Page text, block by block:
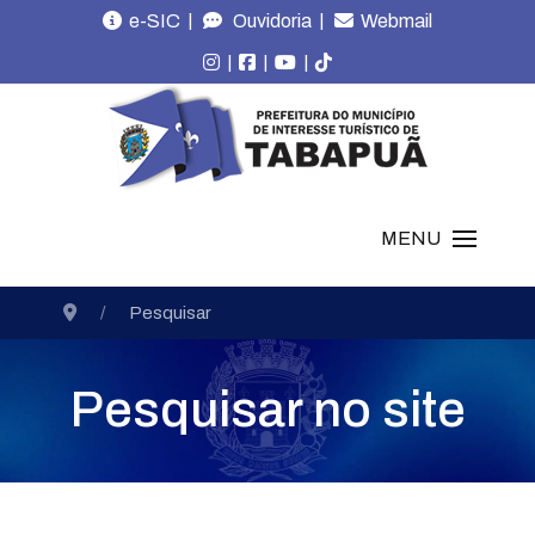
e-SIC | Ouvidoria | Webmail
| | |
MENU
Pesquisar
Pesquisar no site